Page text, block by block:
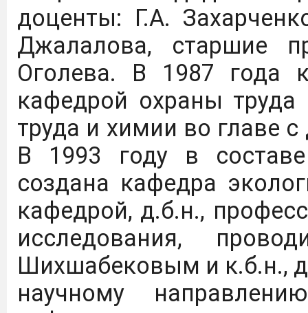
доценты: Г.А.
Джалалова, старшие
Оголева. В 1987 года
кафедрой охраны
труда и химии во главе
В 1993 году в
создана кафедра
кафедрой, д.б.н.,
исследования,
Шихшабековым и к.б.н.,
научному